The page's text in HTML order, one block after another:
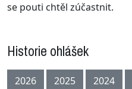
se pouti chtěl zúčastnit.
Historie ohlášek
2026 2025 2024